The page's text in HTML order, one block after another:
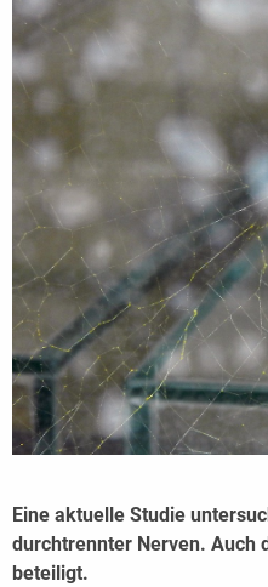
Eine aktuelle Studie
durchtrennter Nerven. Auch
beteiligt.